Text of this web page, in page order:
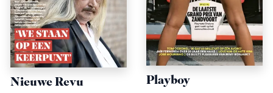
Nieuwe Revu Playboy